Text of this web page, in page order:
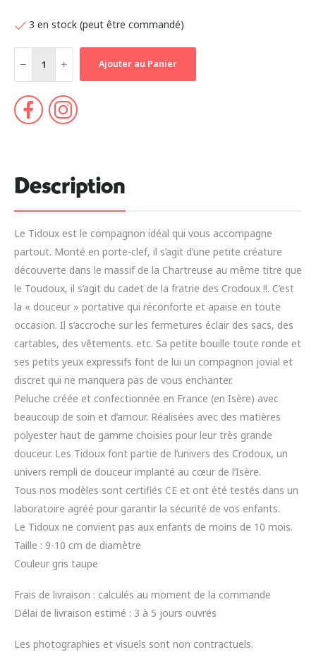
3 en stock (peut être commandé)
Ajouter au Panier
Description
Le Tidoux est le compagnon idéal qui vous accompagne
partout. Monté en porte-clef, il s’agit d’une petite créature
découverte dans le massif de la Chartreuse au même titre que
le Toudoux, il s’agit du cadet de la fratrie des Crodoux !!. C’est
la « douceur » portative qui réconforte et apaise en toute
occasion. Il s’accroche sur les fermetures éclair des sacs, des
cartables, des vêtements. etc. Sa petite bouille toute ronde et
ses petits yeux expressifs font de lui un compagnon jovial et
discret qui ne manquera pas de vous enchanter.
Peluche créée et confectionnée en France (en Isère) avec
beaucoup de soin et d’amour. Réalisées avec des matières
polyester haut de gamme choisies pour leur très grande
douceur. Les Tidoux font partie de l’univers des Crodoux, un
univers rempli de douceur implanté au cœur de l’Isère.
Tous nos modèles sont certifiés CE et ont été testés dans un
laboratoire agréé pour garantir la sécurité de vos enfants.
Le Tidoux ne convient pas aux enfants de moins de 10 mois.
Taille : 9-10 cm de diamètre
Couleur gris taupe
Frais de livraison : calculés au moment de la commande
Délai de livraison estimé : 3 à 5 jours ouvrés
Les photographies et visuels sont non contractuels.